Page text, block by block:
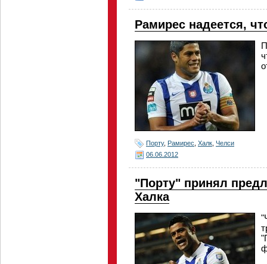
Рамирес надеется,
Порту, Рамирес Халк Челси
06.06.2012
"Порту" принял
Халка